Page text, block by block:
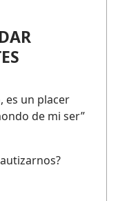
es un placer
de mi ser”